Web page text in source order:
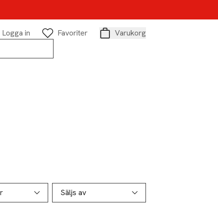
Logga in
Favoriter
Varukorg
Säljs av